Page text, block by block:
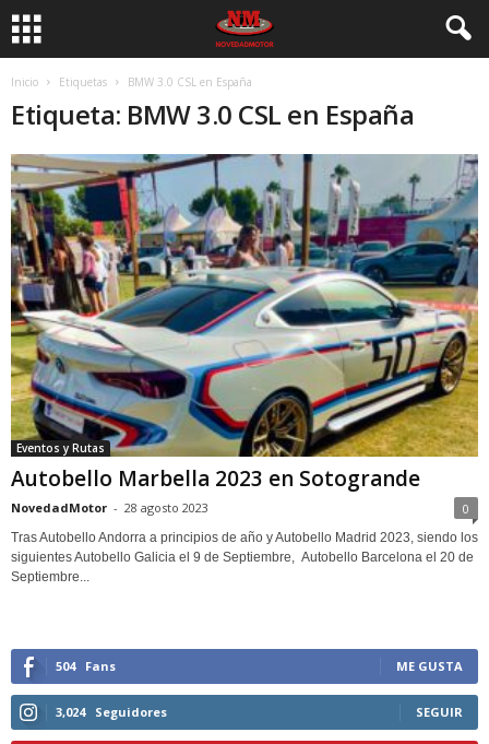
Inicio Etiquetas BMW 3.0 CSL en España
Etiqueta: BMW 3.0 CSL en España
Eventos y Rutas
Autobello Marbella 2023 en Sotogrande
NovedadMotor - 28 agosto 2023 0
Tras Autobello Andorra a principios de año y Autobello Madrid 2023, siendo los
siguientes Autobello Galicia el 9 de Septiembre, Autobello Barcelona el 20 de
Septiembre...
504 Fans ME GUSTA
3,024 Seguidores SEGUIR